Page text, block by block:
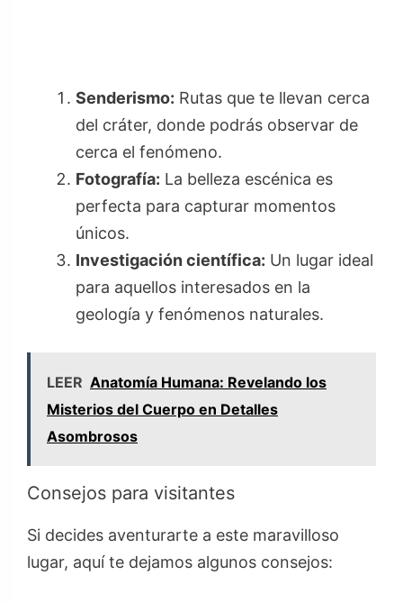
Senderismo: Rutas que te llevan cerca
del cráter, donde podrás observar de
cerca el fenómeno.
Fotografía: La belleza escénica es
perfecta para capturar momentos
únicos.
Investigación científica: Un lugar ideal
para aquellos interesados en la
geología y fenómenos naturales.
LEER Anatomía Humana: Revelando los
Misterios del Cuerpo en Detalles
Asombrosos
Consejos para visitantes
Si decides aventurarte a este maravilloso
lugar, aquí te dejamos algunos consejos: